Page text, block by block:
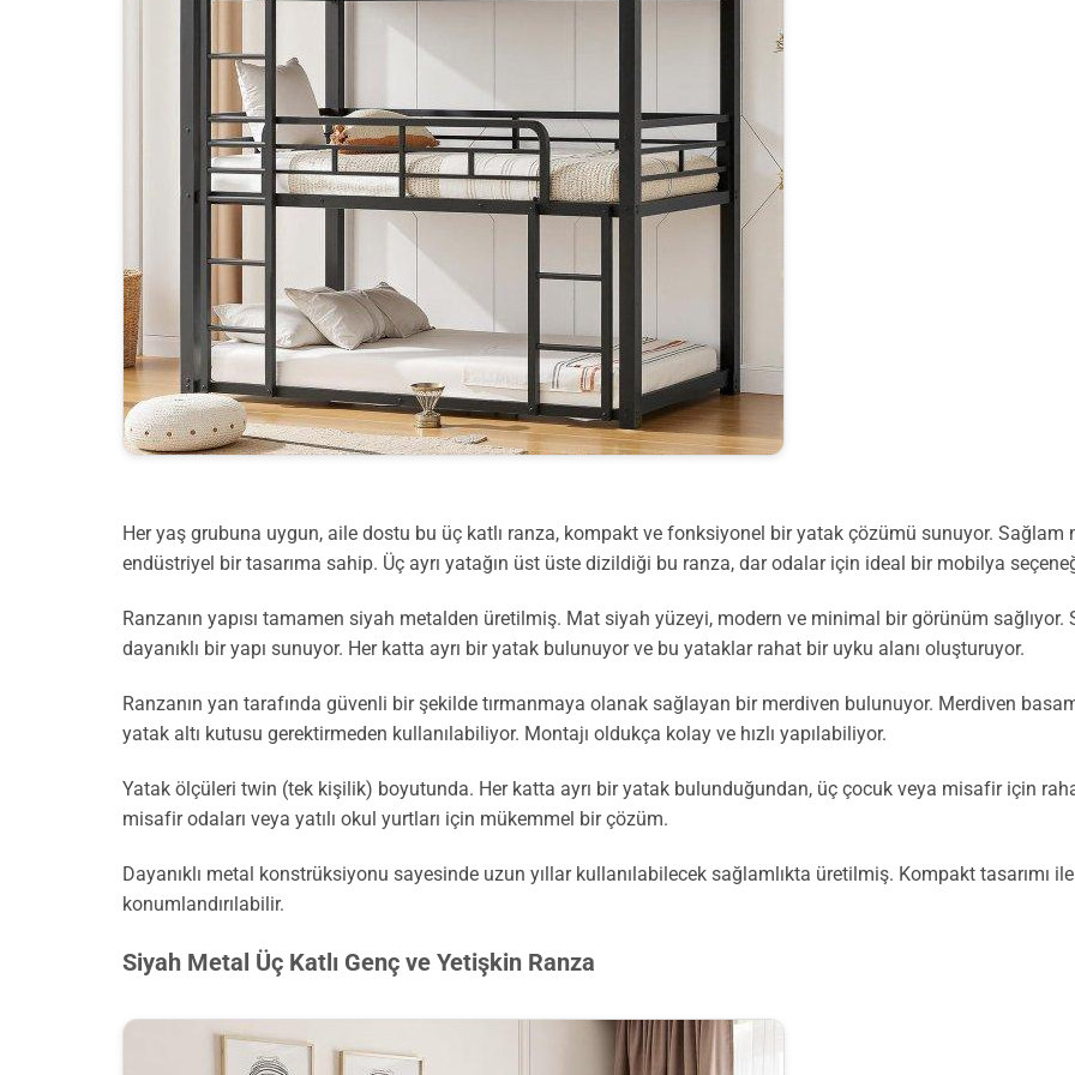
Her yaş grubuna uygun, aile dostu bu üç katlı ranza, kompakt ve fonksiyonel bir yatak çözümü sunuyor.
endüstriyel bir tasarıma sahip. Üç ayrı yatağın üst üste dizildiği bu ranza, dar odalar için ideal bir mobilya
Ranzanın yapısı tamamen siyah metalden üretilmiş. Mat siyah yüzeyi, modern ve minimal bir görünüm
dayanıklı bir yapı sunuyor. Her katta ayrı bir yatak bulunuyor ve bu yataklar rahat bir uyku alanı oluşturuyor.
Ranzanın yan tarafında güvenli bir şekilde tırmanmaya olanak sağlayan bir merdiven bulunuyor. Merdiven
yatak altı kutusu gerektirmeden kullanılabiliyor. Montajı oldukça kolay ve hızlı yapılabiliyor.
Yatak ölçüleri twin (tek kişilik) boyutunda. Her katta ayrı bir yatak bulunduğundan, üç çocuk veya misafir için
misafir odaları veya yatılı okul yurtları için mükemmel bir çözüm.
Dayanıklı metal konstrüksiyonu sayesinde uzun yıllar kullanılabilecek sağlamlıkta üretilmiş. Kompakt tasarımı
konumlandırılabilir.
Siyah Metal Üç Katlı Genç ve Yetişkin Ranza